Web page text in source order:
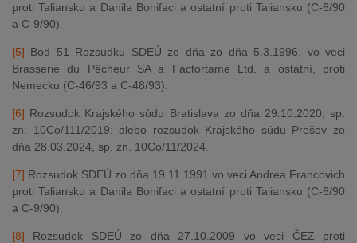
proti Taliansku a Danila Bonifaci a ostatní proti Taliansku (C-6/90
a C-9/90).
[5] Bod 51 Rozsudku SDEÚ zo dňa zo dňa 5.3.1996, vo veci
Brasserie du Pêcheur SA a Factortame Ltd. a ostatní, proti
Nemecku (C-46/93 a C-48/93).
[6] Rozsudok Krajského súdu Bratislava zo dňa 29.10.2020, sp.
zn. 10Co/111/2019; alebo rozsudok Krajského súdu Prešov zo
dňa 28.03.2024, sp. zn. 10Co/11/2024.
[7] Rozsudok SDEÚ zo dňa 19.11.1991 vo veci Andrea Francovich
proti Taliansku a Danila Bonifaci a ostatní proti Taliansku (C-6/90
a C-9/90).
[8] Rozsudok SDEÚ zo dňa 27.10.2009 vo veci ČEZ proti